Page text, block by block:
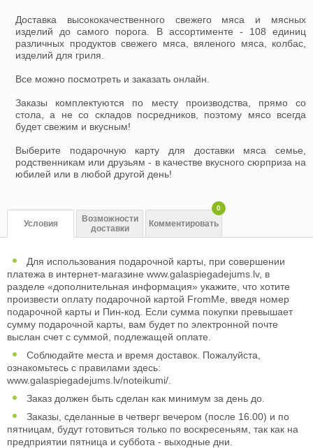
Доставка высококачественного свежего мяса и мясных
изделий до самого порога. В ассортименте - 108 единиц
различных продуктов свежего мяса, вяленого мяса, колбас,
изделий для гриля.
Все можно посмотреть и заказать онлайн.
Заказы комплектуются по месту производства, прямо со
стола, а не со складов посредников, поэтому мясо всегда
будет свежим и вкусным!
Выберите подарочную карту для доставки мяса семье,
родственникам или друзьям - в качестве вкусного сюрприза на
юбилей или в любой другой день!
Условия
Возможности
доставки
Комментировать
0
Для использования подарочной карты, при совершении
платежа в интернет-магазине www.galaspiegadejums.lv, в
разделе «дополнительная информация» укажите, что хотите
произвести оплату подарочной картой FromMe, введя номер
подарочной карты и Пин-код. Если сумма покупки превышает
сумму подарочной карты, вам будет по электронной почте
выслан счет с суммой, подлежащей оплате.
Соблюдайте места и время доставок. Пожалуйста,
ознакомьтесь с правилами здесь:
www.galaspiegadejums.lv/noteikumi/.
Заказ должен быть сделан как минимум за день до.
Заказы, сделанные в четверг вечером (после 16.00) и по
пятницам, будут готовиться только по воскресеньям, так как на
предприятии пятница и суббота - выходные дни.